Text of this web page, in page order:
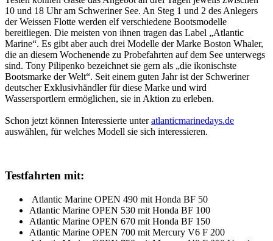
10 und 18 Uhr am Schweriner See. An Steg 1 und 2 des Anlegers
der Weissen Flotte werden elf verschiedene Bootsmodelle
bereitliegen. Die meisten von ihnen tragen das Label „Atlantic
Marine“. Es gibt aber auch drei Modelle der Marke Boston Whaler,
die an diesem Wochenende zu Probefahrten auf dem See unterwegs
sind. Tony Pilipenko bezeichnet sie gern als „die ikonischste
Bootsmarke der Welt“. Seit einem guten Jahr ist der Schweriner
deutscher Exklusivhändler für diese Marke und wird
Wassersportlern ermöglichen, sie in Aktion zu erleben.
Schon jetzt können Interessierte unteratlanticmarinedays.de
auswählen, für welches Modell sie sich interessieren.
Testfahrten mit:
Atlantic Marine OPEN 490 mit Honda BF 50
Atlantic Marine OPEN 530 mit Honda BF 100
Atlantic Marine OPEN 670 mit Honda BF 150
Atlantic Marine OPEN 700 mit Mercury V6 F 200